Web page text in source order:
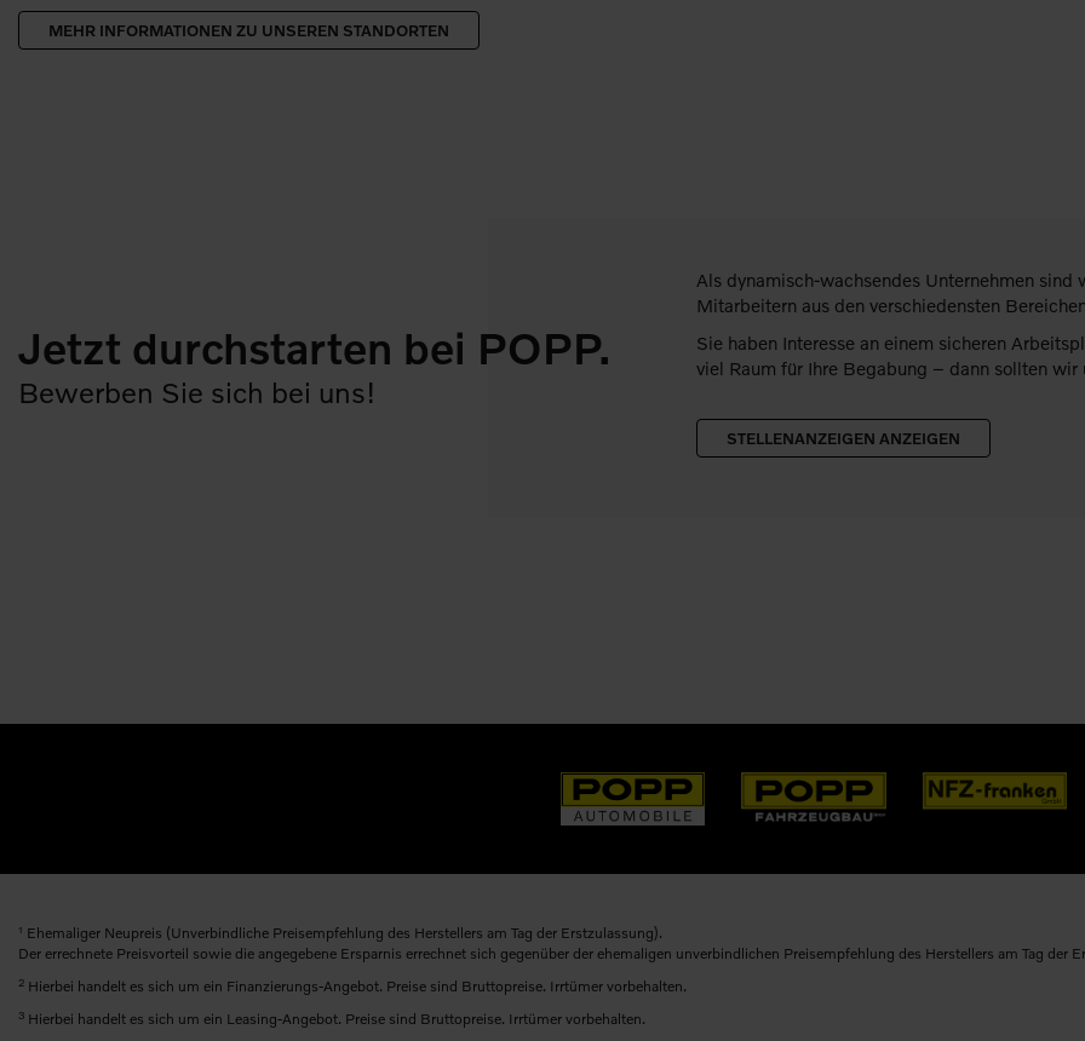
MEHR INFORMATIONEN ZU UNSEREN STANDORTEN
Jetzt durchstarten bei POPP.
Bewerben Sie sich bei uns!
Als dynamisch-wachsendes Unternehmen
Mitarbeitern aus den verschiedensten
Sie haben Interesse an einem sicheren
viel Raum für Ihre Begabung – dann sollten wir
STELLENANZEIGEN ANZEIGEN
1 Ehemaliger Neupreis (Unverbindliche Preisempfehlung des Herstellers am Tag der Erstzulassung).
Der errechnete Preisvorteil sowie die angegebene Ersparnis errechnet sich gegenüber der ehemaligen unverbindlichen Preisempfehlung des Herstellers am Tag der
2 Hierbei handelt es sich um ein Finanzierungs-Angebot. Preise sind Bruttopreise. Irrtümer vorbehalten.
3 Hierbei handelt es sich um ein Leasing-Angebot. Preise sind Bruttopreise. Irrtümer vorbehalten.